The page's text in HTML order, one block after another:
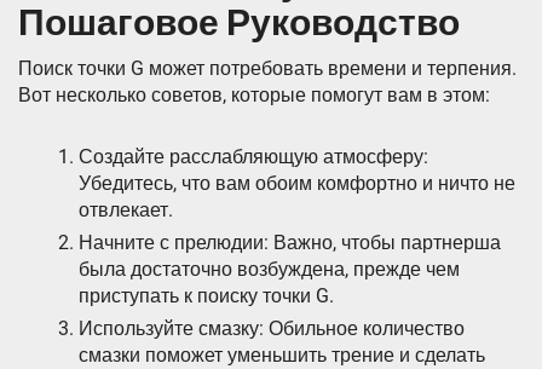
Пошаговое Руководство
Поиск точки G может потребовать времени и терпения.
Вот несколько советов, которые помогут вам в этом:
Создайте расслабляющую атмосферу:
Убедитесь, что вам обоим комфортно и ничто не
отвлекает.
Начните с прелюдии: Важно, чтобы партнерша
была достаточно возбуждена, прежде чем
приступать к поиску точки G.
Используйте смазку: Обильное количество
смазки поможет уменьшить трение и сделать